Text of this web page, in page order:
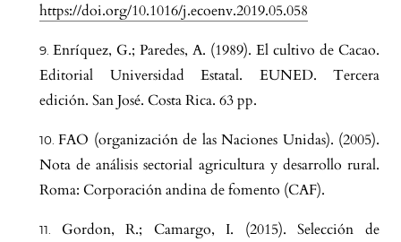
https://doi.org/10.1016/j.ecoenv.2019.05.058
Enríquez, G.; Paredes, A. (1989). El cultivo de Cacao.
Editorial Universidad Estatal. EUNED. Tercera
edición. San José. Costa Rica. 63 pp.
FAO (organización de las Naciones Unidas). (2005).
Nota de análisis sectorial agricultura y desarrollo rural.
Roma: Corporación andina de fomento (CAF).
Gordon, R.; Camargo, I. (2015). Selección de